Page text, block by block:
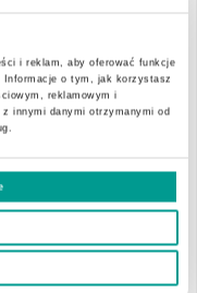
i reklam, aby oferować funkcje
Informacje o tym, jak korzystasz
reklamowym i
innymi danymi otrzymanymi od
i